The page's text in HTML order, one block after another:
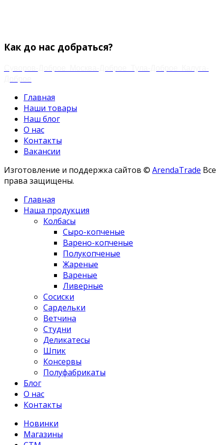
Как до нас добраться?
Главная
Наши товары
Наш блог
О нас
Контакты
Вакансии
Изготовление и поддержка сайтов © ArendaTrade Все
права защищены.
Главная
Наша продукция
Колбасы
Сыро-копченые
Варено-копченые
Полукопченые
Жареные
Вареные
Ливерные
Сосиски
Сардельки
Ветчина
Студни
Деликатесы
Шпик
Консервы
Полуфабрикаты
Блог
О нас
Контакты
Новинки
Магазины